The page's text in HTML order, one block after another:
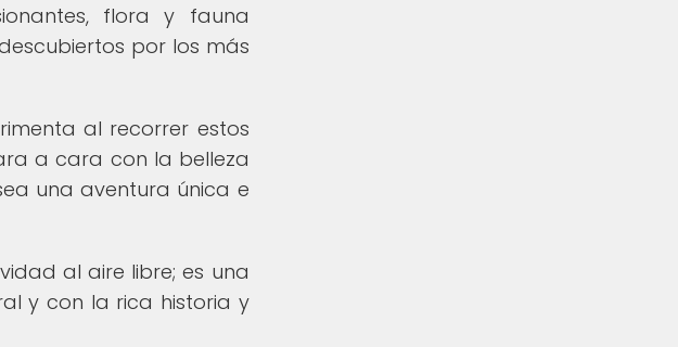
flora y fauna
por los más
al recorrer estos
a cara con la belleza
una aventura única e
al aire libre; es una
y con la rica historia y